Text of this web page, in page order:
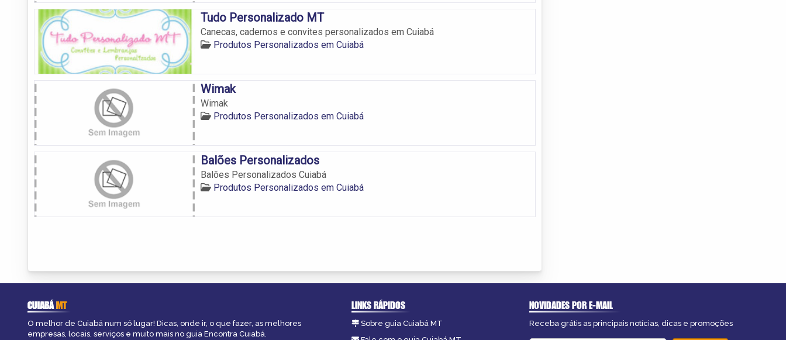
Tudo Personalizado MT
Canecas, cadernos e convites personalizados em Cuiabá
Produtos Personalizados em Cuiabá
Wimak
Wimak
Produtos Personalizados em Cuiabá
Balões Personalizados
Balões Personalizados Cuiabá
Produtos Personalizados em Cuiabá
CUIABÁMT
O melhor de Cuiabá num só lugar! Dicas, onde ir, o que fazer, as melhores
empresas, locais, serviços e muito mais no guia Encontra Cuiabá.
LINKS RÁPIDOS
Sobre guia Cuiabá MT
NOVIDADES POR E-MAIL
Receba grátis as principais notícias, dicas e promoções